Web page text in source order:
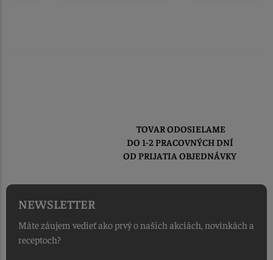
TOVAR ODOSIELAME
DO 1-2 PRACOVNÝCH DNÍ
OD PRIJATIA OBJEDNÁVKY
NEWSLETTER
Máte záujem vedieť ako prvý o našich akciách, novinkách a
receptoch?